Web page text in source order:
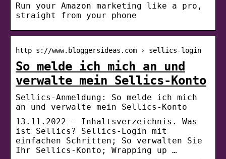
Run your Amazon marketing like a pro,
straight from your phone
http s://www.bloggersideas.com › sellics-login
So melde ich mich an und
verwalte mein Sellics-Konto
Sellics-Anmeldung: So melde ich mich
an und verwalte mein Sellics-Konto
13.11.2022 — Inhaltsverzeichnis. Was
ist Sellics? Sellics-Login mit
einfachen Schritten; So verwalten Sie
Ihr Sellics-Konto; Wrapping up …